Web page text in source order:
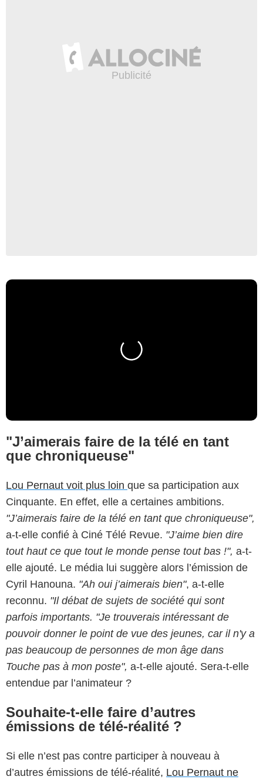
"J’aimerais faire de la télé en tant
que chroniqueuse"
Lou Pernaut voit plus loin que sa participation aux
Cinquante. En effet, elle a certaines ambitions.
"J’aimerais faire de la télé en tant que chroniqueuse",
a-t-elle confié à Ciné Télé Revue. "J’aime bien dire
tout haut ce que tout le monde pense tout bas !", a-t-
elle ajouté. Le média lui suggère alors l’émission de
Cyril Hanouna. "Ah oui j’aimerais bien", a-t-elle
reconnu. "Il débat de sujets de société qui sont
parfois importants. "Je trouverais intéressant de
pouvoir donner le point de vue des jeunes, car il n'y a
pas beaucoup de personnes de mon âge dans
Touche pas à mon poste", a-t-elle ajouté. Sera-t-elle
entendue par l’animateur ?
Souhaite-t-elle faire d’autres
émissions de télé-réalité ?
Si elle n’est pas contre participer à nouveau à
d’autres émissions de télé-réalité, Lou Pernaut ne